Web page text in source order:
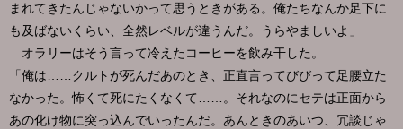
まれてきたんじゃないかって思うときがある。俺たちなんか足下に
も及ばないくらい、全然レベルが違うんだ。うらやましいよ」
オラリーはそう言って冷えたコーヒーを飲み干した。
「俺は……クルトが死んだあのとき、正直言ってびびって足腰立た
なかった。怖くて死にたくなくて……。それなのにセテは正面から
あの化け物に突っ込んでいったんだ。あんときのあいつ、冗談じゃ